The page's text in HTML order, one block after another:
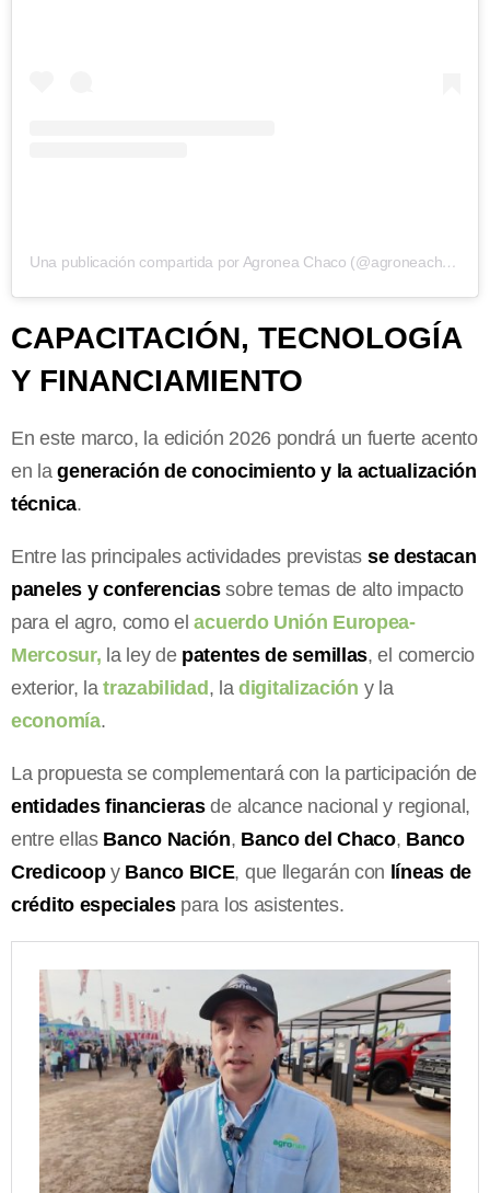
Una publicación compartida por Agronea Chaco (@agroneachaco)
CAPACITACIÓN, TECNOLOGÍA
Y FINANCIAMIENTO
En este marco, la edición 2026 pondrá un fuerte acento
en lageneración de conocimiento y la actualización
técnica.
Entre las principales actividades previstas se destacan
paneles y conferenciassobre temas de alto impacto
para el agro, como elacuerdo Unión Europea-
Mercosur, la ley de patentes de semillas, el comercio
exterior, latrazabilidad, ladigitalización y la
economía.
La propuesta se complementará con la participación de
entidades financierasde alcance nacional y regional,
entre ellas Banco Nación, Banco del Chaco, Banco
Credicoopy Banco BICE, que llegarán con líneas de
crédito especialespara los asistentes.